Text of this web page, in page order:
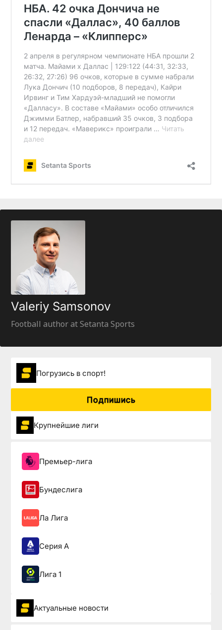
Valeriy Samsonov
Football author at Setanta Sports
Погрузиcь в спорт!
Подпишись
Крупнейшие лиги
Премьер-лига
Бундеслига
Ла Лига
Серия А
Лига 1
Актуальные новости